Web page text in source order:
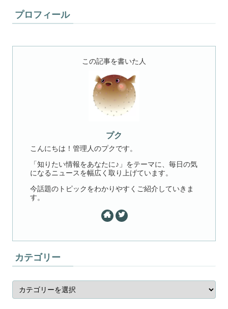
プロフィール
この記事を書いた人
プク
こんにちは！管理人のプクです。
「知りたい情報をあなたに♪」をテーマに、毎日の気
になるニュースを幅広く取り上げています。
今話題のトピックをわかりやすくご紹介していきま
す。
カテゴリー